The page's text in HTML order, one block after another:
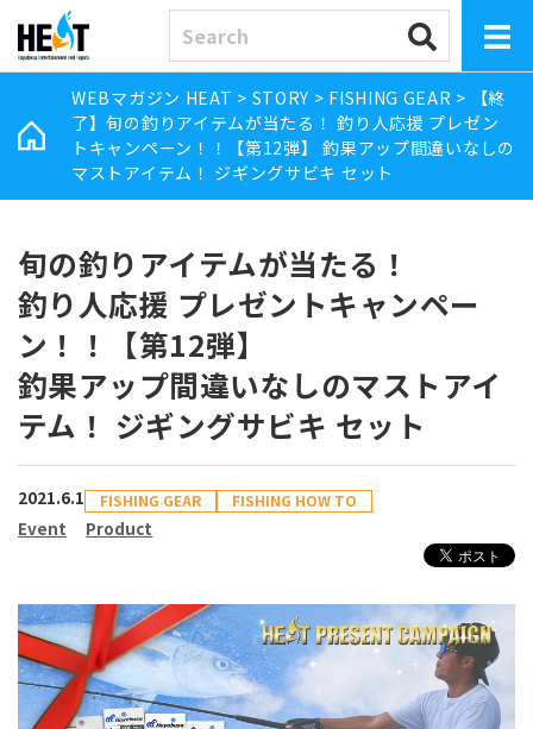
WEBマガジン HEAT > STORY > FISHING GEAR >
【終
了】旬の釣りアイテムが当たる！ 釣り人応援 プレゼン
トキャンペーン！！【第12弾】 釣果アップ間違いなしの
マストアイテム！ ジギングサビキ セット
旬の釣りアイテムが当たる！
釣り人応援 プレゼントキャンペー
ン！！【第12弾】
釣果アップ間違いなしのマストアイ
テム！ ジギングサビキ セット
2021.6.1 FISHING GEAR FISHING HOW TO
Event Product